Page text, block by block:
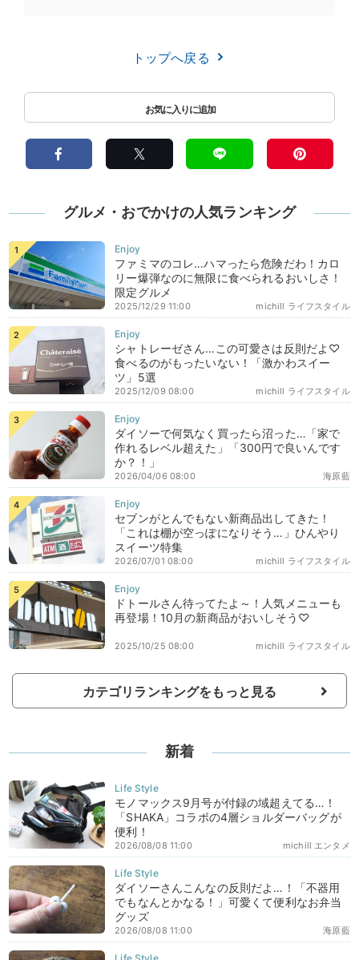
トップへ戻る
グルメ・おでかけの人気ランキング
ファミマのコレ…ハマったら危険だわ！カロ
リー爆弾なのに無限に食べられるおいしさ！
限定グルメ
michill ライフスタイル
2025/12/29 11:00
シャトレーゼさん…この可愛さは反則だよ♡
食べるのがもったいない！「激かわスイー
ツ」5選
michill ライフスタイル
2025/12/09 08:00
ダイソーで何気なく買ったら沼った…「家で
作れるレベル超えた」「300円で良いんです
か？！」
海原藍
2026/04/06 08:00
セブンがとんでもない新商品出してきた！
「これは棚が空っぽになりそう…」ひんやり
スイーツ特集
michill ライフスタイル
2026/07/01 08:00
ドトールさん待ってたよ～！人気メニューも
再登場！10月の新商品がおいしそう♡
michill ライフスタイル
2025/10/25 08:00
カテゴリランキングをもっと見る
新着
モノマックス9月号が付録の域超えてる…！
「SHAKA」コラボの4層ショルダーバッグが
便利！
michill エンタメ
2026/08/08 11:00
ダイソーさんこんなの反則だよ…！「不器用
でもなんとかなる！」可愛くて便利なお弁当
グッズ
海原藍
2026/08/08 11:00